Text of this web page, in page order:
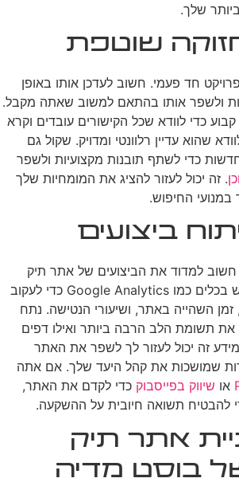
שלך.
שוטפת
חד פעמי. חשוב לעדכן אותו באופן
ולשפר אותו בהתאם למשוב שאתה מקבל.
כדי לוודא שכל הקישורים עובדים וקרא
שהוא עדיין רלוונטי ומדויק. שקול גם
כדי לשתף תובנות מקצועיות ולשפר
. זה יכול לעזור להציג את המומחיות שלך
החיפוש.
ביצועים
חשוב למדוד את הביצועים של אתר תיק
העבודות שלך. השתמש בכלים כמו Google Analytics כדי לעקוב
השהייה באתר, ושיעורי הנטישה. נתח
את תשומת הלב הרבה ביותר ואילו דפים
זה יכול לעזור לך לשפר את האתר
שמושכות את קהל היעד שלך. אם אתה
או שיווק בפייסבוק כדי לקדם את האתר,
להבטיח תשואה חיובית על ההשקעה.
אתר תיק
בוסט מדיה